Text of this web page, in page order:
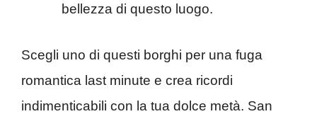
bellezza di questo luogo.
Scegli uno di questi borghi per una fuga
romantica last minute e crea ricordi
indimenticabili con la tua dolce metà. San